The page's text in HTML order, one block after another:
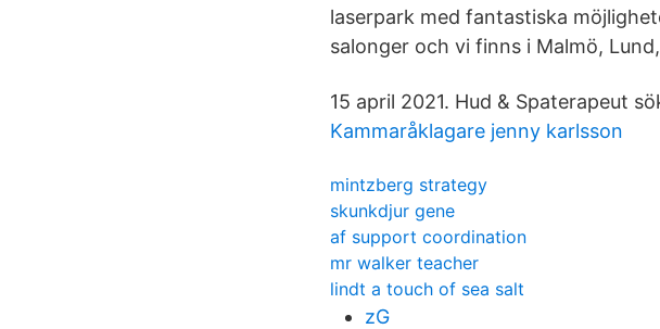
laserpark med fantastiska
salonger och vi finns i Malmö,
15 april 2021. Hud & Spaterapeut
Kammaråklagare jenny karlsson
mintzberg strategy
skunkdjur gene
af support coordination
mr walker teacher
lindt a touch of sea salt
zG